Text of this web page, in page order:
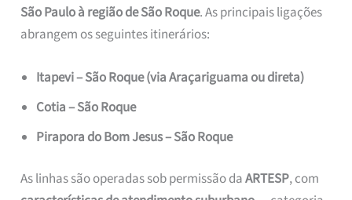
São Paulo à região de São Roque. As principais ligações
abrangem os seguintes itinerários:
Itapevi – São Roque (via Araçariguama ou direta)
Cotia – São Roque
Pirapora do Bom Jesus – São Roque
As linhas são operadas sob permissão daARTESP, com